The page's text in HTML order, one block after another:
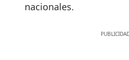
nacionales.